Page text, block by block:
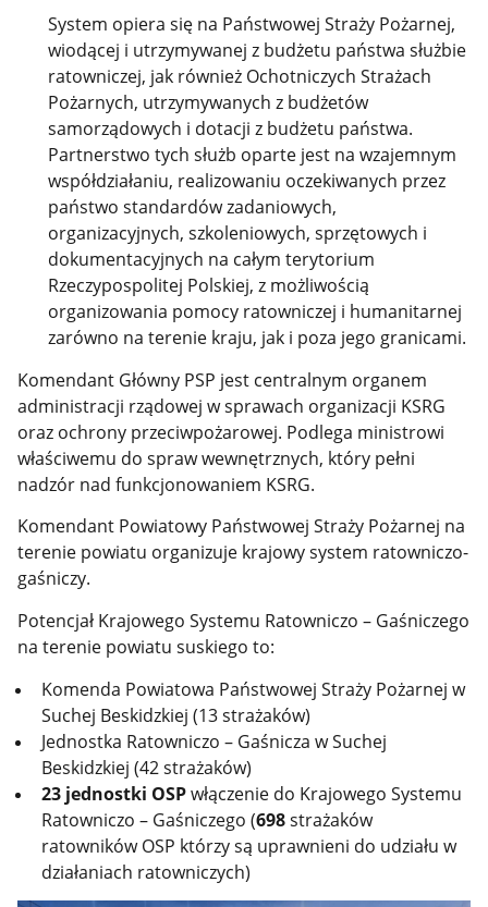
System opiera się na Państwowej Straży Pożarnej,
wiodącej i utrzymywanej z budżetu państwa służbie
ratowniczej, jak również Ochotniczych Strażach
Pożarnych, utrzymywanych z budżetów
samorządowych i dotacji z budżetu państwa.
Partnerstwo tych służb oparte jest na wzajemnym
współdziałaniu, realizowaniu oczekiwanych przez
państwo standardów zadaniowych,
organizacyjnych, szkoleniowych, sprzętowych i
dokumentacyjnych na całym terytorium
Rzeczypospolitej Polskiej, z możliwością
organizowania pomocy ratowniczej i humanitarnej
zarówno na terenie kraju, jak i poza jego granicami.
Komendant Główny PSP jest centralnym organem
administracji rządowej w sprawach organizacji KSRG
oraz ochrony przeciwpożarowej. Podlega ministrowi
właściwemu do spraw wewnętrznych, który pełni
nadzór nad funkcjonowaniem KSRG.
Komendant Powiatowy Państwowej Straży Pożarnej na
terenie powiatu organizuje krajowy system ratowniczo-
gaśniczy.
Potencjał Krajowego Systemu Ratowniczo – Gaśniczego
na terenie powiatu suskiego to:
Komenda Powiatowa Państwowej Straży Pożarnej w
Suchej Beskidzkiej (13 strażaków)
Jednostka Ratowniczo – Gaśnicza w Suchej
Beskidzkiej (42 strażaków)
23 jednostki OSPwłączenie do Krajowego Systemu
Ratowniczo – Gaśniczego (698strażaków
ratowników OSP którzy są uprawnieni do udziału w
działaniach ratowniczych)